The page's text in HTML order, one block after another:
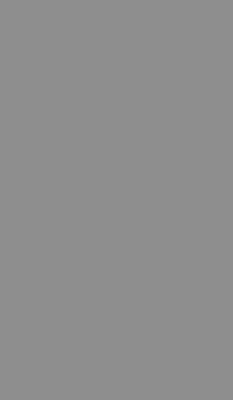
привнесет в любой день
правильно носить, чтобы
цвета Pantone Леатрис
цвет всегда привлекает
из толпы. Он также улучшает
яркие и стильные ансамбли
думаем о солнечном свете,
ассоциациям человек